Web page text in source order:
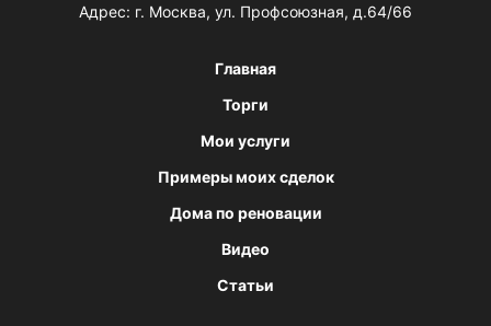
Адрес: г. Москва, ул. Профсоюзная, д.64/66
Главная
Торги
Мои услуги
Примеры моих сделок
Дома по реновации
Видео
Статьи